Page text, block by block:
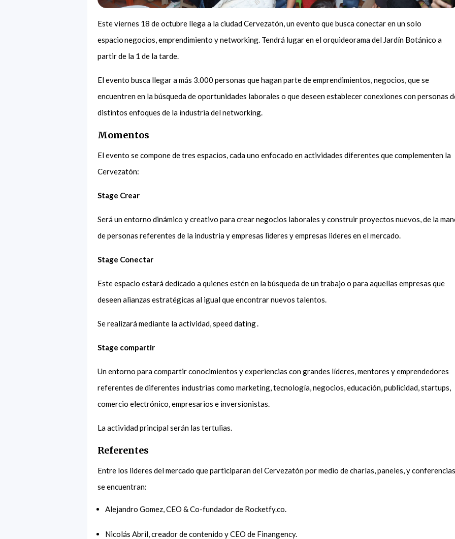
Este viernes 18 de octubre llega a la ciudad Cervezatón, un evento que busca conectar en un solo
espacio negocios, emprendimiento y networking. Tendrá lugar en el orquideorama del Jardín Botánico a
partir de la 1 de la tarde.
El evento busca llegar a más 3.000 personas que hagan parte de emprendimientos, negocios, que se
encuentren en la búsqueda de oportunidades laborales o que deseen establecer conexiones con personas
distintos enfoques de la industria del networking.
Momentos
El evento se compone de tres espacios, cada uno enfocado en actividades diferentes que complementen la
Cervezatón:
Stage Crear
Será un entorno dinámico y creativo para crear negocios laborales y construir proyectos nuevos, de la
de personas referentes de la industria y empresas lideres y empresas lideres en el mercado.
Stage Conectar
Este espacio estará dedicado a quienes estén en la búsqueda de un trabajo o para aquellas empresas que
deseen alianzas estratégicas al igual que encontrar nuevos talentos.
Se realizará mediante la actividad, speed dating .
Stage compartir
Un entorno para compartir conocimientos y experiencias con grandes líderes, mentores y emprendedores
referentes de diferentes industrias como marketing, tecnología, negocios, educación, publicidad, startups,
comercio electrónico, empresarios e inversionistas.
La actividad principal serán las tertulias.
Referentes
Entre los lideres del mercado que participaran del Cervezatón por medio de charlas, paneles, y conferencias
se encuentran:
Alejandro Gomez, CEO & Co-fundador de Rocketfy.co.
Nicolás Abril, creador de contenido y CEO de Finangency.